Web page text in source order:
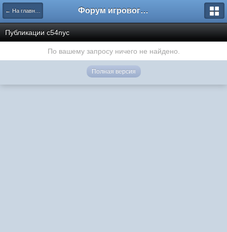
← На главную Форум игрового проекта Riverrise
Публикации c54nyc
По вашему запросу ничего не найдено.
Полная версия